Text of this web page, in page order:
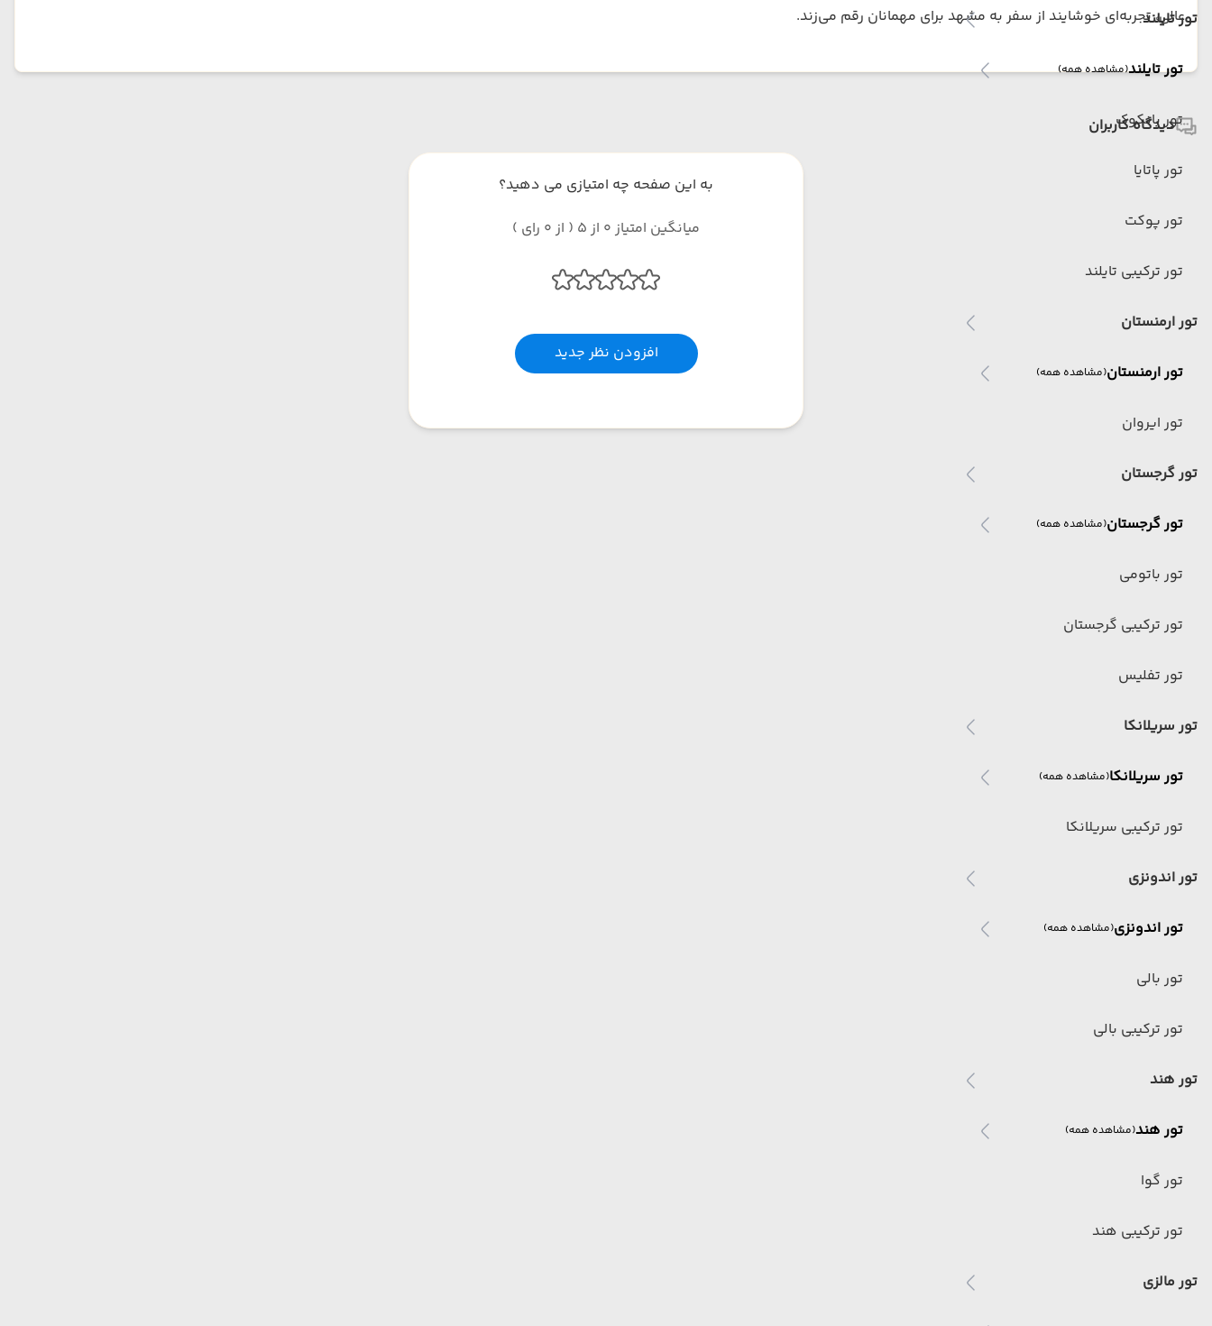
تور تایلند
تور تایلند(مشاهده همه)
تور بانکوک
تور پاتایا
تور پوکت
تور ترکیبی تایلند
تور ارمنستان
تور ارمنستان(مشاهده همه)
تور ایروان
تور گرجستان
تور گرجستان(مشاهده همه)
تور باتومی
تور ترکیبی گرجستان
تور تفلیس
تور سریلانکا
تور سریلانکا(مشاهده همه)
تور ترکیبی سریلانکا
تور اندونزی
تور اندونزی(مشاهده همه)
تور بالی
تور ترکیبی بالی
تور هند
تور هند(مشاهده همه)
تور گوا
تور ترکیبی هند
تور مالزی
عالی، تجربه‌ای خوشایند از سفر به مشهد برای مهمانان رقم می‌زند.
دیدگاه کاربران
به این صفحه چه امتیازی می دهید؟
میانگین امتیاز 0 از 5 ( از 0 رای )
افزودن نظر جدید